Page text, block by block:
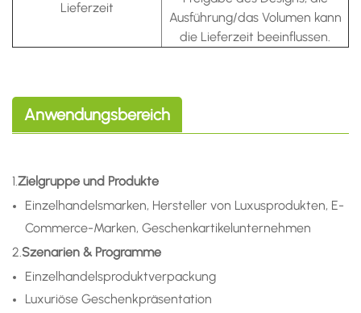
Lieferzeit
Ausführung/das Volumen kann
die Lieferzeit beeinflussen.
Anwendungsbereich
1.Zielgruppe und Produkte
Einzelhandelsmarken, Hersteller von Luxusprodukten, E-
Commerce-Marken, Geschenkartikelunternehmen
2.Szenarien & Programme
Einzelhandelsproduktverpackung
Luxuriöse Geschenkpräsentation